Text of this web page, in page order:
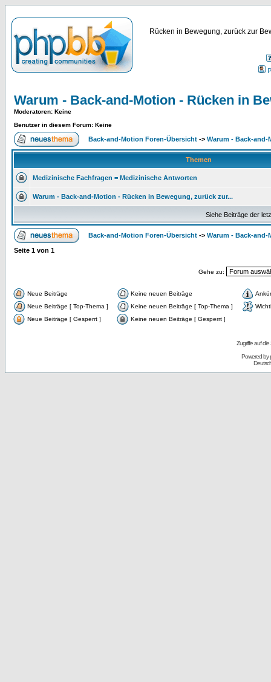
Rücken in Bewegung, zurück zur
Warum - Back-and-Motion - Rücken in
Moderatoren: Keine
Benutzer in diesem Forum: Keine
Back-and-Motion Foren-Übersicht -> Warum - Back-
Themen
Medizinische Fachfragen = Medizinische Antworten
Warum - Back-and-Motion - Rücken in Bewegung, zurück zur...
Siehe Beiträge der
Back-and-Motion Foren-Übersicht -> Warum - Back-
Seite 1 von 1
Gehe zu:
Neue Beiträge Keine neuen Beiträge
Neue Beiträge [ Top-Thema ]
Keine neuen Beiträge [ Top-Thema ]
Neue Beiträge [ Gesperrt ]
Keine neuen Beiträge [ Gesperrt ]
Zugriffe auf
Powered by